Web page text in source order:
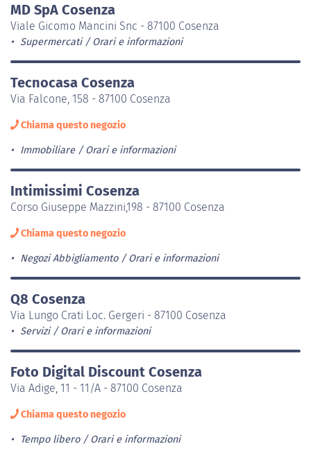
MD SpA Cosenza
Viale Gicomo Mancini Snc - 87100 Cosenza
Supermercati Orari e informazioni
Tecnocasa Cosenza
Via Falcone, 158 - 87100 Cosenza
Chiama questo negozio
Immobiliare Orari e informazioni
Intimissimi Cosenza
Corso Giuseppe Mazzini,198 - 87100 Cosenza
Chiama questo negozio
Negozi Abbigliamento Orari e informazioni
Q8 Cosenza
Via Lungo Crati Loc. Gergeri - 87100 Cosenza
Servizi Orari e informazioni
Foto Digital Discount Cosenza
Via Adige, 11 - 11/A - 87100 Cosenza
Chiama questo negozio
Tempo libero Orari e informazioni